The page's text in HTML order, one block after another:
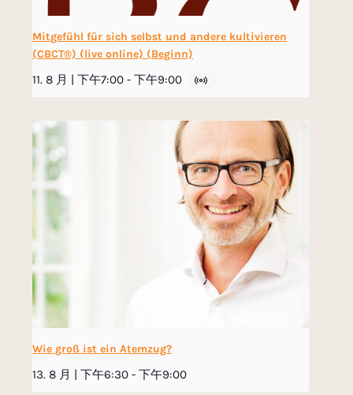
Mitgefühl für sich selbst und andere kultivieren
(CBCT®) (live online) (Beginn)
11. 8 月 | 下午7:00 - 下午9:00
Wie groß ist ein Atemzug?
13. 8 月 | 下午6:30 - 下午9:00